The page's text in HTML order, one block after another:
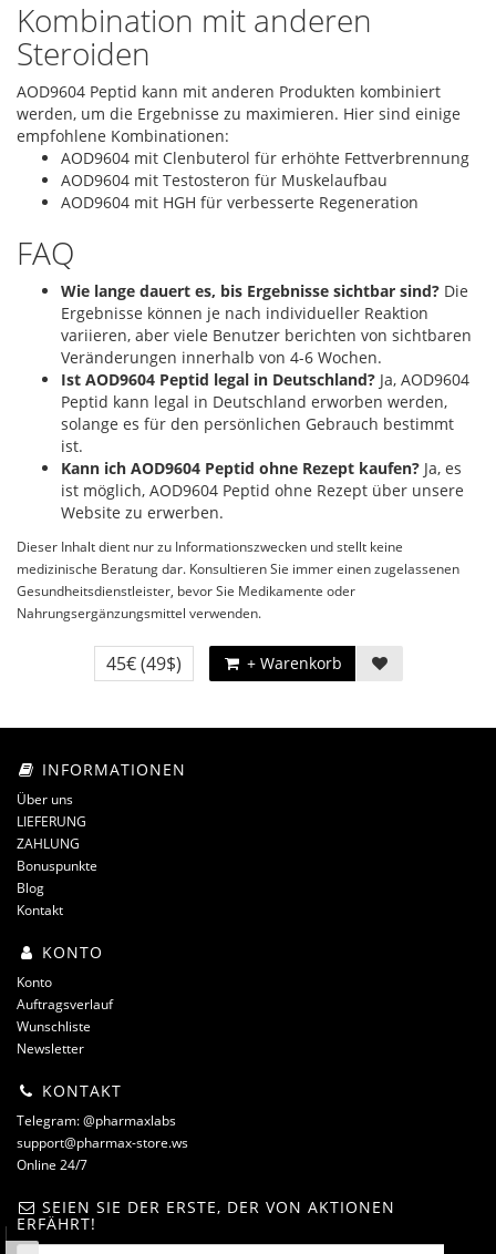
Kombination mit anderen
Steroiden
AOD9604 Peptid kann mit anderen Produkten kombiniert
werden, um die Ergebnisse zu maximieren. Hier sind einige
empfohlene Kombinationen:
AOD9604 mit Clenbuterol für erhöhte Fettverbrennung
AOD9604 mit Testosteron für Muskelaufbau
AOD9604 mit HGH für verbesserte Regeneration
FAQ
Wie lange dauert es, bis Ergebnisse sichtbar sind? Die
Ergebnisse können je nach individueller Reaktion
variieren, aber viele Benutzer berichten von sichtbaren
Veränderungen innerhalb von 4-6 Wochen.
Ist AOD9604 Peptid legal in Deutschland? Ja, AOD9604
Peptid kann legal in Deutschland erworben werden,
solange es für den persönlichen Gebrauch bestimmt
ist.
Kann ich AOD9604 Peptid ohne Rezept kaufen? Ja, es
ist möglich, AOD9604 Peptid ohne Rezept über unsere
Website zu erwerben.
Dieser Inhalt dient nur zu Informationszwecken und stellt keine
medizinische Beratung dar. Konsultieren Sie immer einen zugelassenen
Gesundheitsdienstleister, bevor Sie Medikamente oder
Nahrungsergänzungsmittel verwenden.
45€(49$) + Warenkorb
INFORMATIONEN
Über uns
LIEFERUNG
ZAHLUNG
Bonuspunkte
Blog
Kontakt
KONTO
Konto
Auftragsverlauf
Wunschliste
Newsletter
KONTAKT
Telegram: @pharmaxlabs
support@pharmax-store.ws
Online 24/7
SEIEN SIE DER ERSTE, DER VON AKTIONEN
ERFÄHRT!